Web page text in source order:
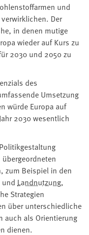
und
Der
in denen mutige
wieder auf Kurs zu
2030 und 2050 zu
des
Umsetzung
würde Europa auf
2030 wesentlich
zum Beispiel in den
und Landnutzung,
Strategien
über unterschiedliche
auch als Orientierung
dienen.